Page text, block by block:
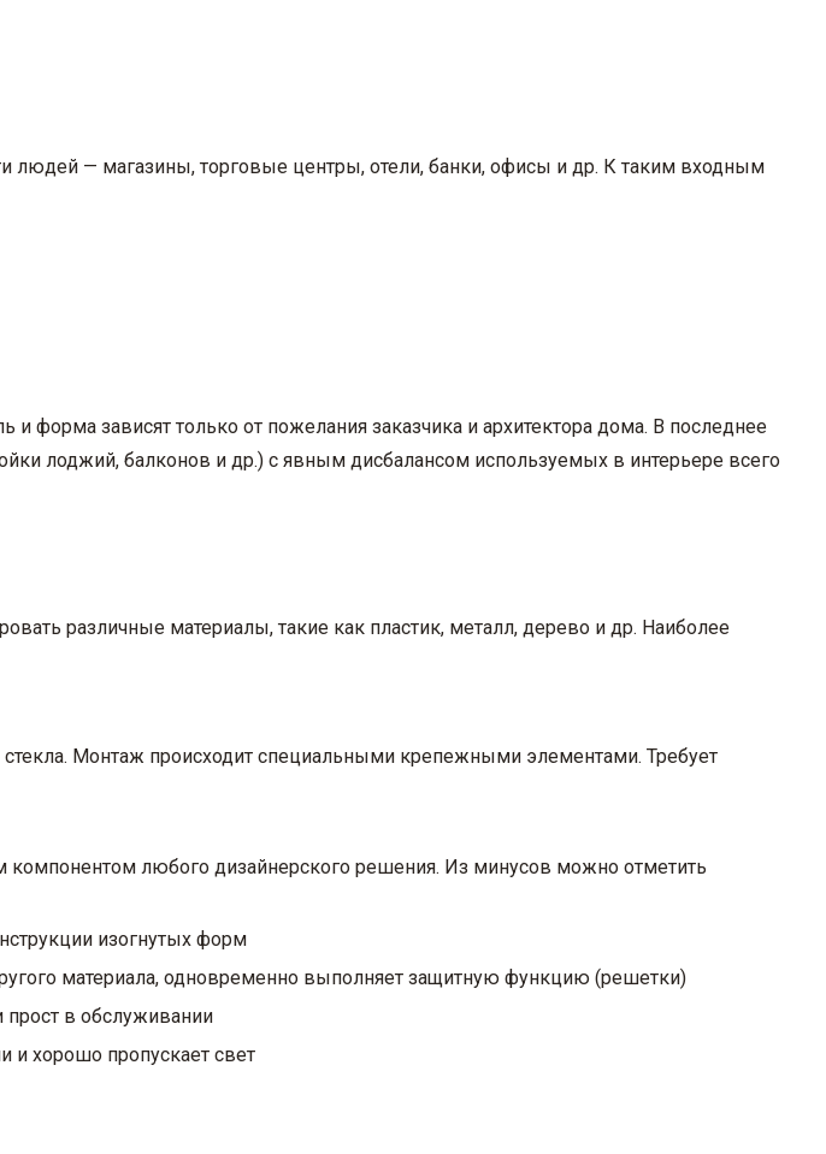
людей — магазины, торговые центры, отели, банки, офисы и др. К таким входным
зависят только от пожелания заказчика и архитектора дома. В последнее
лоджий, балконов и др.) с явным дисбалансом используемых в интерьере всего
различные материалы, такие как пластик, металл, дерево и др. Наиболее
стекла. Монтаж происходит специальными крепежными элементами. Требует
компонентом любого дизайнерского решения. Из минусов можно отметить
изогнутых форм
материала, одновременно выполняет защитную функцию (решетки)
в обслуживании
и хорошо пропускает свет